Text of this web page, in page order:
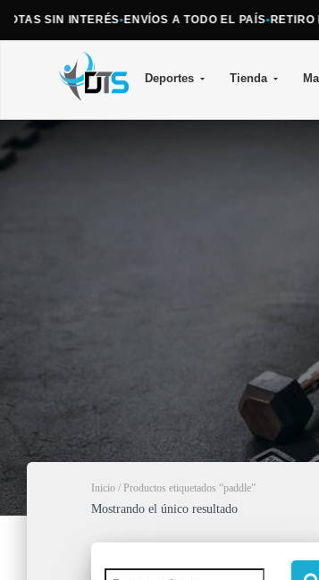
SIN INTERÉS•ENVÍOS A TODO EL PAÍS•RETIRO
Deportes Tienda
Inicio / Productos etiquetados “paddle”
Mostrando el único resultado